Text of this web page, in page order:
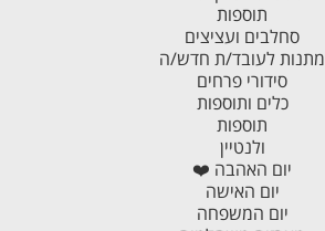
תוספות
סחלבים ועציצים
מתנות לעובד/ת חדש/ה
סידורי פרחים
כלים ותוספות
תוספות
ולנטיין
יום האהבה ❤️
יום האישה
יום המשפחה